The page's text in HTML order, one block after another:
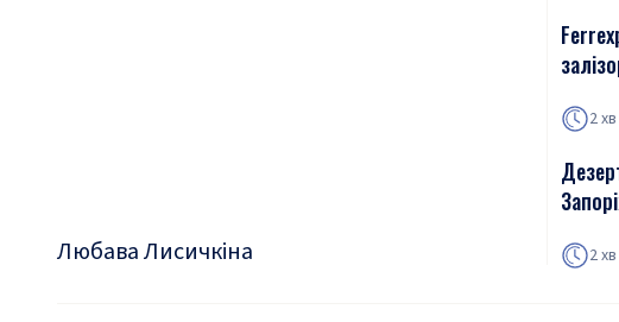
Любава Лисичкіна
2 хв
2 хв